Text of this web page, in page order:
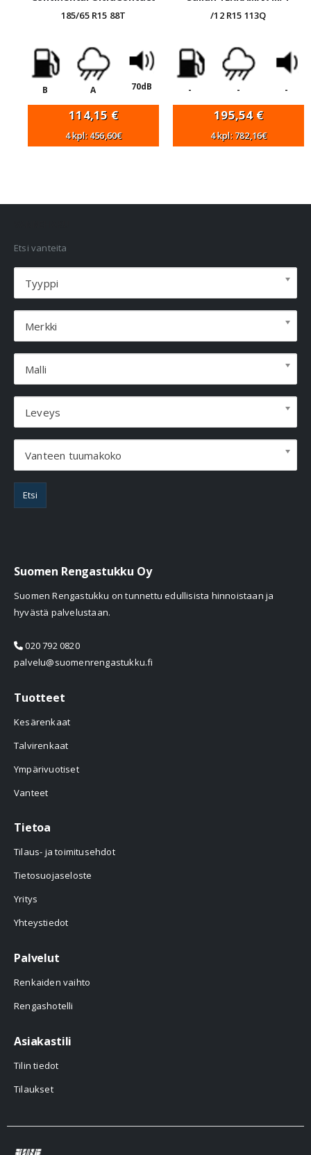
185/65 R15 88T
B A 70dB
114,15 €
4 kpl: 456,60€
/12 R15 113Q
- - -
195,54 €
4 kpl: 782,16€
Etsi vanteita
Tyyppi
Merkki
Malli
Leveys
Vanteen tuumakoko
Etsi
Suomen Rengastukku Oy
Suomen Rengastukku on tunnettu edullisista hinnoistaan ja
hyvästä palvelustaan.
020 792 0820
palvelu@suomenrengastukku.fi
Tuotteet
Kesärenkaat
Talvirenkaat
Ympärivuotiset
Vanteet
Tietoa
Tilaus- ja toimitusehdot
Tietosuojaseloste
Yritys
Yhteystiedot
Palvelut
Renkaiden vaihto
Rengashotelli
Asiakastili
Tilin tiedot
Tilaukset